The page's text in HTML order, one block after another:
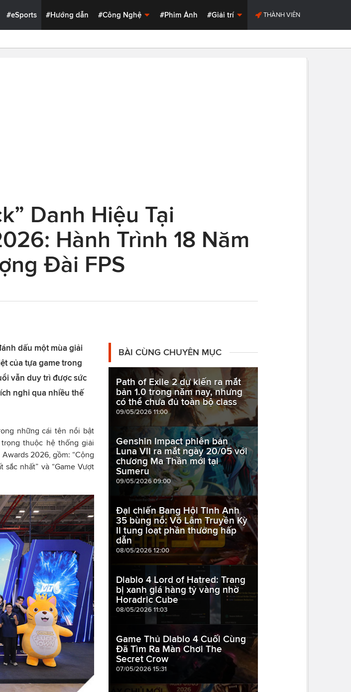
#eSports #Hướng dẫn #Công Nghệ #Phim Ảnh #Giải trí THÀNH VIÊN
Danh Hiệu Tại
Hành Trình 18 Năm
Đài FPS
dấu một mùa giải
của tựa game trong
vẫn duy trì được sức
nghi qua nhiều thế
những cái tên nổi bật
thuộc hệ thống giải
2026, gồm: “Cộng
nhất” và “Game Vượt
BÀI CÙNG CHUYÊN MỤC
Path of Exile 2 dự kiến ra mắt
bản 1.0 trong năm nay, nhưng
có thể chưa đủ toàn bộ class
09/05/2026 11:00
Genshin Impact phiên bản
Luna VII ra mắt ngày 20/05 với
chương Ma Thần mới tại
Sumeru
09/05/2026 09:00
Đại chiến Bang Hội Tinh Anh
35 bùng nổ: Võ Lâm Truyền Kỳ
II tung loạt phần thưởng hấp
dẫn
08/05/2026 12:00
Diablo 4 Lord of Hatred: Trang
bị xanh giá hàng tỷ vàng nhờ
Horadric Cube
08/05/2026 11:03
Game Thủ Diablo 4 Cuối Cùng
Đã Tìm Ra Màn Chơi The
Secret Crow
07/05/2026 15:31